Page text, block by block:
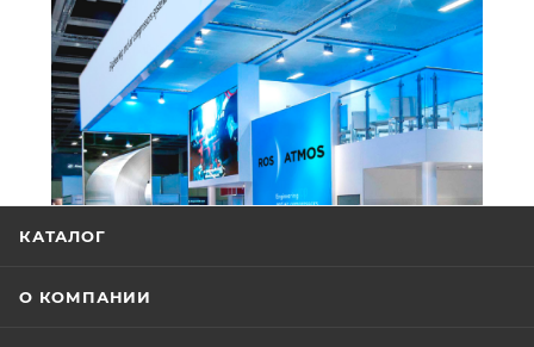
КАТАЛОГ
О КОМПАНИИ